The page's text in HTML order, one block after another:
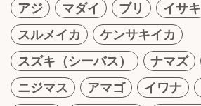
アジ マダイ ブリ イサキ
スルメイカ
ケンサキイカ
スズキ（シーバス）
ナマズ
ニジマス
アマゴ イワナ